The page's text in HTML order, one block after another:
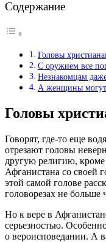
Содержание
Головы
С оружием все
Незнакомцам
А женщины могут
Головы
Говорят, где-то еще
отрезают головы
другую религию, кроме
Афганистана со своей
этой самой голове
головорезах не больше
Но к вере в
серьезностью.
о вероисповедании. А